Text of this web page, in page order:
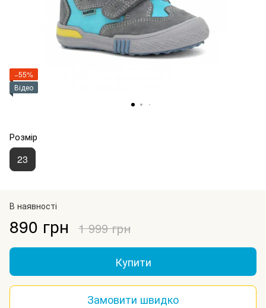
−55%
Відео
Розмір
23
В наявності
890 грн 1 999 грн
Купити
Замовити швидко